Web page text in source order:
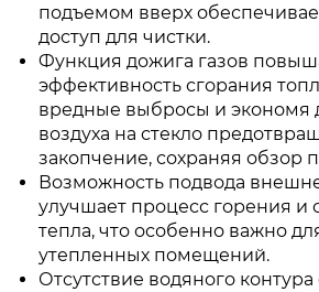
подъемом вверх
доступ для чистки.
Функция дожига газов
эффективность сгорания
вредные выбросы и экономя
воздуха на стекло
закопчение, сохраняя обзор
Возможность подвода
улучшает процесс горения и
тепла, что особенно важно
утепленных помещений.
Отсутствие водяного контура